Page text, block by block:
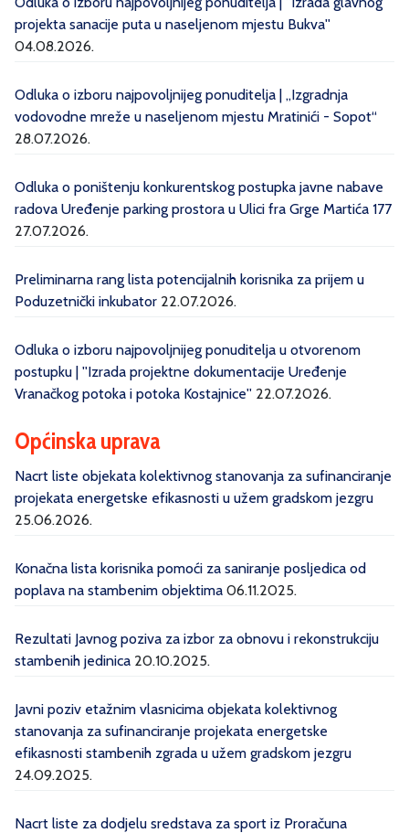
projekta sanacije puta u naseljenom mjestu Bukva''
04.08.2026.
Odluka o izboru najpovoljnijeg ponuditelja | „Izgradnja
vodovodne mreže u naseljenom mjestu Mratinići - Sopot“
28.07.2026.
Odluka o poništenju konkurentskog postupka javne nabave
radova Uređenje parking prostora u Ulici fra Grge Martića 177
27.07.2026.
Preliminarna rang lista potencijalnih korisnika za prijem u
Poduzetnički inkubator 22.07.2026.
Odluka o izboru najpovoljnijeg ponuditelja u otvorenom
postupku | ''Izrada projektne dokumentacije Uređenje
Vranačkog potoka i potoka Kostajnice'' 22.07.2026.
Općinska uprava
Nacrt liste objekata kolektivnog stanovanja za sufinanciranje
projekata energetske efikasnosti u užem gradskom jezgru
25.06.2026.
Konačna lista korisnika pomoći za saniranje posljedica od
poplava na stambenim objektima 06.11.2025.
Rezultati Javnog poziva za izbor za obnovu i rekonstrukciju
stambenih jedinica 20.10.2025.
Javni poziv etažnim vlasnicima objekata kolektivnog
stanovanja za sufinanciranje projekata energetske
efikasnosti stambenih zgrada u užem gradskom jezgru
24.09.2025.
Nacrt liste za dodjelu sredstava za sport iz Proračuna